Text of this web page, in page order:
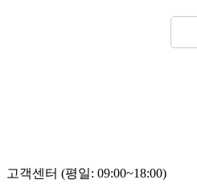
고객센터 (평일: 09:00~18:00)